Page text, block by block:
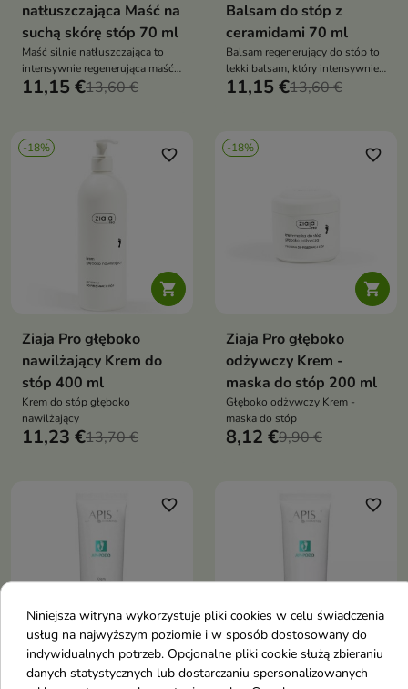
natłuszczająca Maść na
suchą skórę stóp 70 ml
Maść silnie natłuszczająca to
intensywnie regenerująca maść,
która zmiękcza, chroni i
11,15 €13,60 €
Balsam do stóp z
ceramidami 70 ml
Balsam regenerujący do stóp to
lekki balsam, który intensywnie
nawilża, regeneruje i wzmacnia
11,15 €13,60 €
-18%

favorite_border
Ziaja Pro głęboko
nawilżający Krem do
stóp 400 ml
Krem do stóp głęboko
nawilżający
11,23 €13,70 €
-18%

favorite_border
Ziaja Pro głęboko
odżywczy Krem -
maska do stóp 200 ml
Głęboko odżywczy Krem -
maska do stóp
8,12 €9,90 €

favorite_border

favorite_border
Niniejsza witryna wykorzystuje pliki cookies w celu świadczenia
usług na najwyższym poziomie i w sposób dostosowany do
indywidualnych potrzeb. Opcjonalne pliki cookie służą zbieraniu
danych statystycznych lub dostarczaniu spersonalizowanych